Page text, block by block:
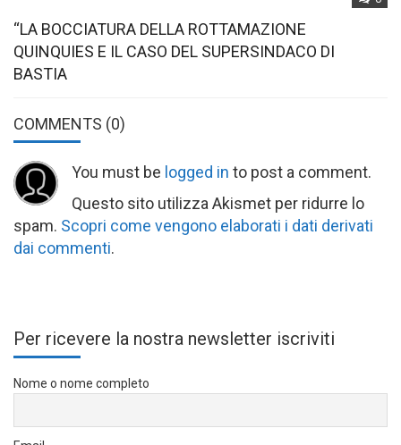
“LA BOCCIATURA DELLA ROTTAMAZIONE
QUINQUIES E IL CASO DEL SUPERSINDACO DI
BASTIA
COMMENTS (0)
You must be logged in to post a comment.
Questo sito utilizza Akismet per ridurre lo
spam. Scopri come vengono elaborati i dati derivati
dai commenti.
Per ricevere la nostra newsletter iscriviti
Nome o nome completo